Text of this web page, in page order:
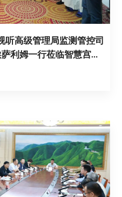
听高级管理局监测管控司
利姆一行莅临智慧宫调